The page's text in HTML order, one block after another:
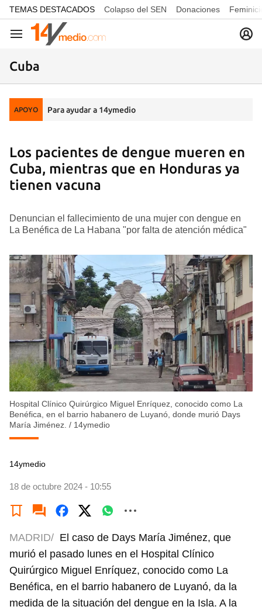
common.go-to-content
TEMAS DESTACADOS Colapso del SEN Donaciones
Navegación
Cuba
APOYO Para ayudar a 14ymedio
Los pacientes de dengue mueren en
Cuba, mientras que en Honduras ya
tienen vacuna
Denuncian el fallecimiento de una mujer con dengue en
La Benéfica de La Habana "por falta de atención médica"
Hospital Clínico Quirúrgico Miguel Enríquez, conocido como La
Benéfica, en el barrio habanero de Luyanó, donde murió Days
María Jiménez. / 14ymedio
14ymedio
18 de octubre 2024 - 10:55
MADRID/ El caso de Days María Jiménez, que
murió el pasado lunes en el Hospital Clínico
Quirúrgico Miguel Enríquez, conocido como La
Benéfica, en el barrio habanero de Luyanó, da la
medida de la situación del dengue en la Isla. A la